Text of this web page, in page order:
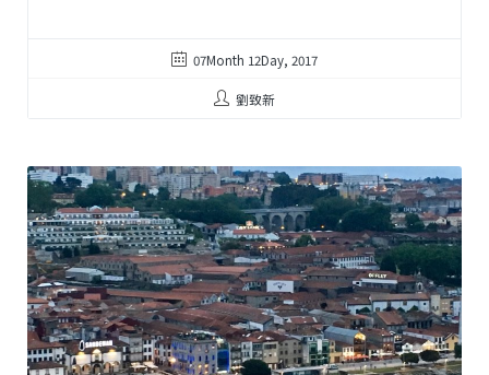
07Month 12Day, 2017
劉致新